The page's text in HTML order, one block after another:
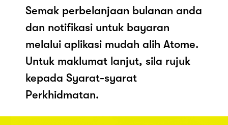
Semak perbelanjaan bulanan anda
dan notifikasi untuk bayaran
melalui aplikasi mudah alih Atome.
Untuk maklumat lanjut, sila rujuk
kepada Syarat-syarat
Perkhidmatan.